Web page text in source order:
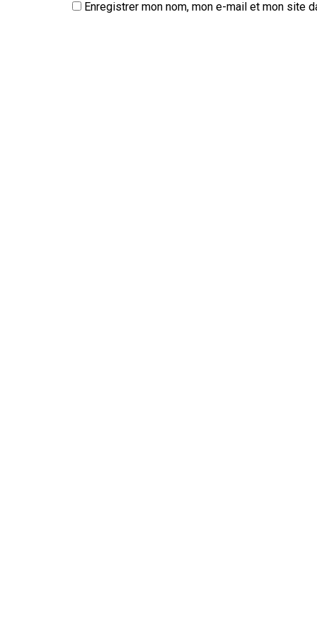
Enregistrer mon nom, mon e-mail et mon site